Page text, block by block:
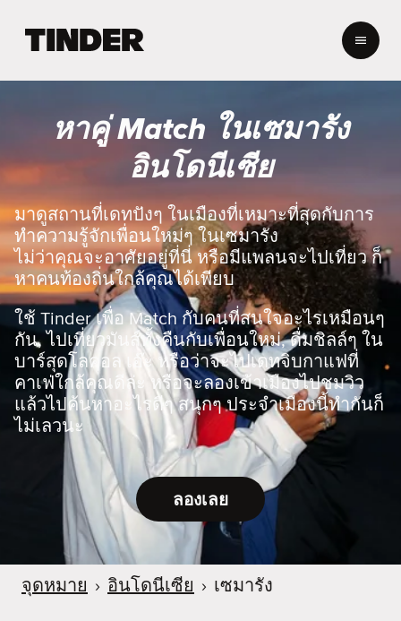
ก
T
i
d
e
r
หาคู่ Match ในเซมารัง
อินโดนีเซีย
มาดูสถานที่เดทปังๆ ในเมืองที่เหมาะที่สุดกับการ
ทำความรู้จักเพื่อนใหม่ๆ ในเซมารัง
ไม่ว่าคุณจะอาศัยอยู่ที่นี่ หรือมีแพลนจะไปเที่ยว ก็
หาคนท้องถิ่นใกล้คุณได้เพียบ
ใช้ Tinder เพื่อ Match กับคนที่สนใจอะไรเหมือนๆ
กัน, ไปเที่ยวมันส์ทั้งคืนกับเพื่อนใหม่, ดื่มชิลล์ๆ ใน
บาร์สุดโลคอล เอ๊ะ หรือว่าจะไปเดทจิบกาแฟที่
คาเฟ่ใกล้คุณดีล่ะ หรือจะลองเข้าเมืองไปชมวิว
แล้วไปค้นหาอะไรดีๆ สนุกๆ ประจำเมืองนี้ทำกันก็
ไม่เลวนะ
ลองเลย
จุดหมาย › อินโดนีเซีย › เซมารัง